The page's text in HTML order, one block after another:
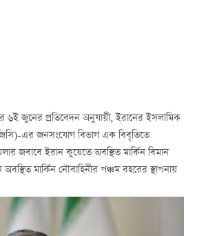
৬ই জুনের প্রতিবেদন অনুযায়ী, ইরানের ইসলামিক
এর জনসংযোগ বিভাগ এক বিবৃতিতে
জবাবে ইরান কুয়েতে অবস্থিত মার্কিন বিমান
অবস্থিত মার্কিন নৌবাহিনীর পঞ্চম বহরের স্থাপনায়